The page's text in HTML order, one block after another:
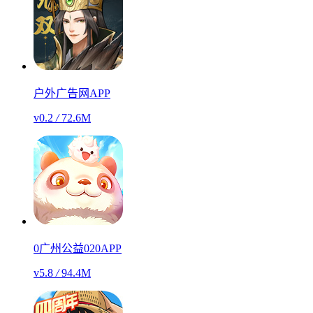
户外广告网APP
v0.2 /72.6M
0广州公益020APP
v5.8 /94.4M